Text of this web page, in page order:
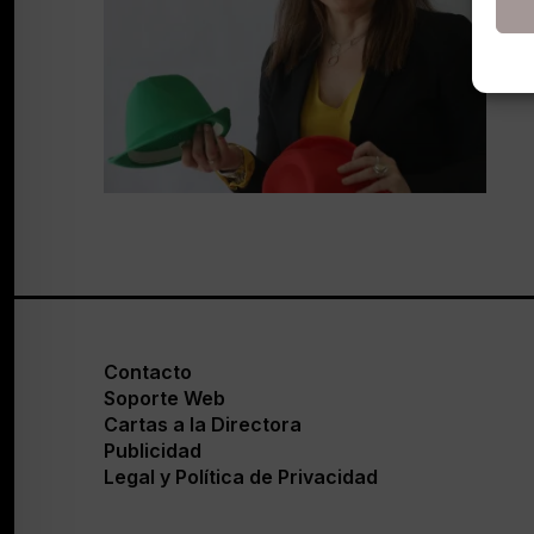
Contacto
Soporte Web
Cartas a la Directora
Publicidad
Legal y Política de Privacidad